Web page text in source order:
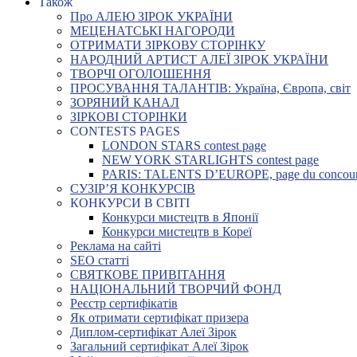
Про АЛЕЮ ЗІРОК УКРАЇНИ
МЕЦЕНАТСЬКІ НАГОРОДИ
ОТРИМАТИ ЗІРКОВУ СТОРІНКУ
НАРОДНИЙ АРТИСТ АЛЕЇ ЗІРОК УКРАЇНИ
ТВОРЧІ ОГОЛОШЕННЯ
ПРОСУВАННЯ ТАЛАНТІВ: Україна, Європа, світ
ЗОРЯНИЙ КАНАЛ
ЗІРКОВІ СТОРІНКИ
CONTESTS PAGES
LONDON STARS contest page
NEW YORK STARLIGHTS contest page
PARIS: TALENTS D’EUROPE, page du
СУЗІР’Я КОНКУРСІВ
КОНКУРСИ В СВІТІ
Конкурси мистецтв в Японії
Конкурси мистецтв в Кореї
Реклама на сайті
SEO статті
СВЯТКОВЕ ПРИВІТАННЯ
НАЦІОНАЛЬНИЙ ТВОРЧИЙ ФОНД
Реєстр сертифікатів
Як отримати сертифікат призера
Диплом-сертифікат Алеї Зірок
Загальний сертифікат Алеї Зірок